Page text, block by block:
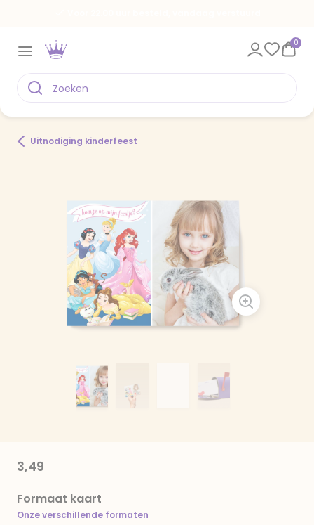
0
Uitnodiging kinderfeest
3,49
Formaat kaart
Onze verschillende formaten